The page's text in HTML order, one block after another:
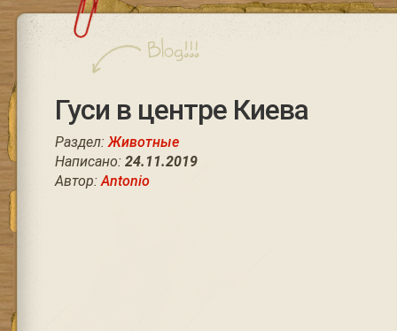
Гуси в центре Киева
Раздел:Животные
Написано: 24.11.2019
Автор:Antonio